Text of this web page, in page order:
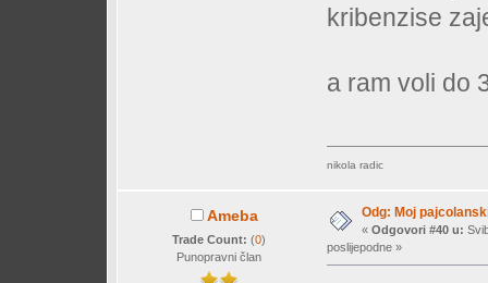
kribenzise
a ram voli do
nikola radic
Ameba
Trade Count: (0)
Punopravni član
Odg: Moj
« Odgovori #40 u:
poslijepodne »